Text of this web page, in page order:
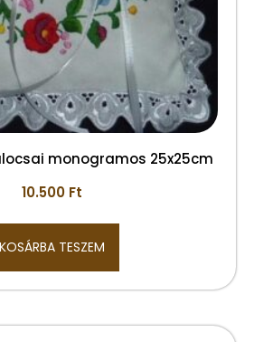
monogramos 25x25cm
10.500 Ft
KOSÁRBA TESZEM